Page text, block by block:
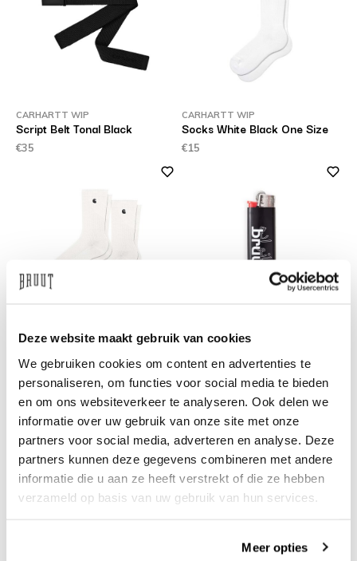
Deze website maakt gebruik van cookies
We gebruiken cookies om content en advertenties te
personaliseren, om functies voor social media te bieden
en om ons websiteverkeer te analyseren. Ook delen we
informatie over uw gebruik van onze site met onze
partners voor social media, adverteren en analyse. Deze
partners kunnen deze gegevens combineren met andere
informatie die u aan ze heeft verstrekt of die ze hebben
verzameld op basis van uw gebruik van hun services.
Meer opties
CARHARTT WIP
Script Belt Tonal Black
€35
CARHARTT WIP
Socks White Black One Size
€15
Madison Pack 2 Socks White
Black One Size
Farsi Lighter Black
€5